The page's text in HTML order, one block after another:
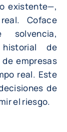
existente—,
Coface
de
empresas
real. Este
de
el riesgo.